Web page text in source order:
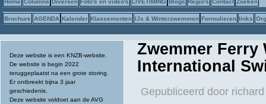
Home Columns Diversen Foto's en video's LIVETIMING Blogs Regio's Contact Zoeken
Brochure AGENDA Kalender Klassementen IJs & Winterzwemmen Formulieren links
Deze website is een KNZB-website.
De website is begin 2022
teruggeplaatst na een grote storing.
Er ontbreekt bijna 3 jaar
geschiedenis.
Deze website voldoet aan de AVG
Zwemmer Ferry
International
Gepubliceerd door